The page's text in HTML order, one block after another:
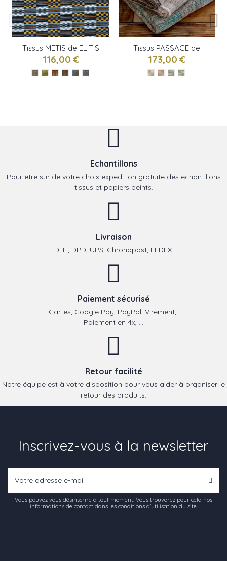
Tissus METIS de ELITIS
116,00 €
Tissus PASSAGE de
ELITIS
173,00 €
Echantillons
Pour être sur de votre choix expédition gratuite des échantillons
tissus et papiers peints.
Livraison
DHL, DPD, UPS, Chronopost, FEDEX.
Paiement sécurisé
Cartes, Google Pay, PayPal, Virement,
Paiement en 4x, ...
Retour facilité
Notre équipe est à votre disposition pour vous aider à organiser le
retour des produits.
Inscrivez-vous à la newsletter
Vous pouvez vous désinscrire à tout moment. Vous trouverez pour cela nos
informations de contact dans les conditions d'utilisation du site.